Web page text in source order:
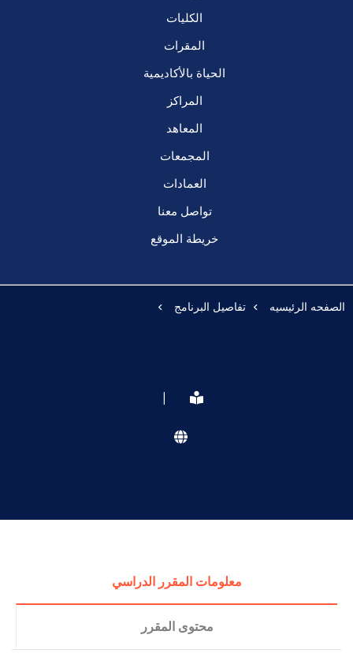
الكليات
المقرات
الحياة بالأكاديمية
المراكز
المعاهد
المجمعات
العمادات
تواصل معنا
خريطة الموقع
الصفحه الرئيسيه تفاصيل البرنامج
|
معلومات المقرر الدراسي
محتوى المقرر